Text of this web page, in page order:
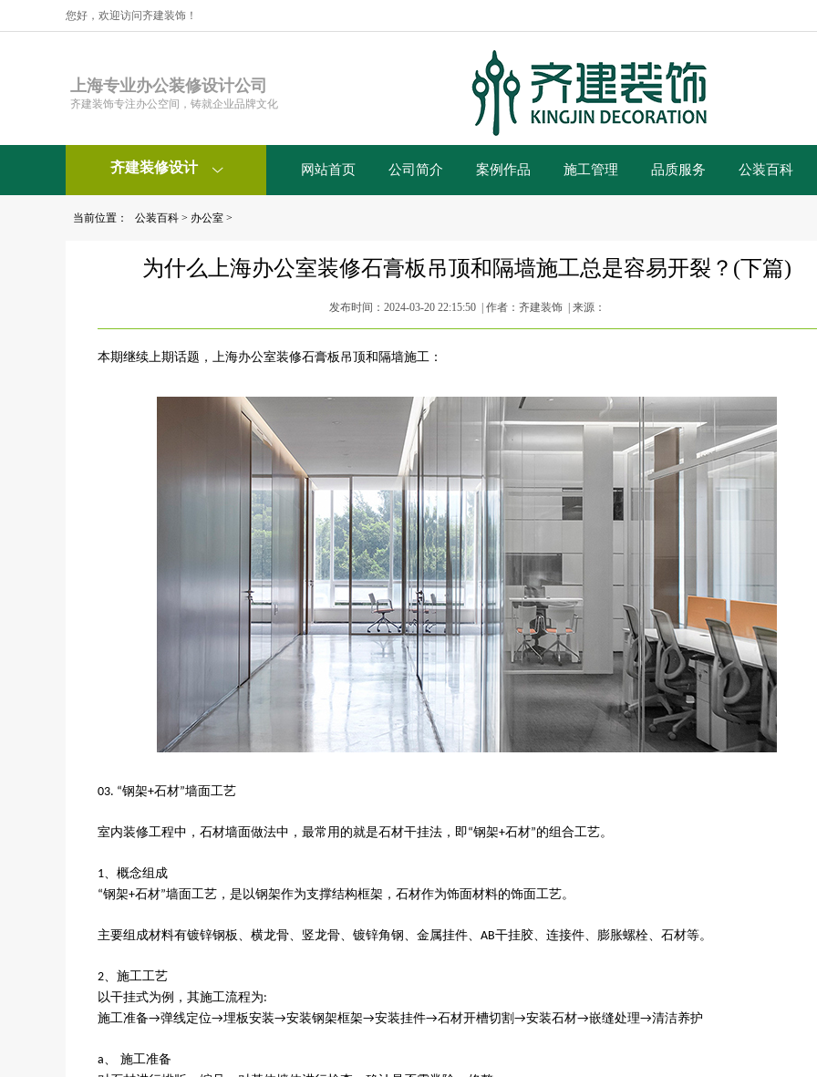
您好，欢迎访问齐建装饰！
上海专业办公装修设计公司
齐建装饰专注办公空间，铸就企业品牌文化
齐建装修设计  网站首页 公司简介 案例作品 施工管理 品质服务 公装百科
当前位置： 公装百科 > 办公室 >
为什么上海办公室装修石膏板吊顶和隔墙施工总是容易开裂？(下篇)
发布时间：2024-03-20 22:15:50 | 作者：齐建装饰 | 来源：
本期继续上期话题， 上海办公室装修石膏板吊顶和隔墙施工 ：
03. “钢架+石材”墙面工艺
室内装修工程中，石材墙面做法中，最常用的就是石材干挂法，即“钢架+石材”的组合工艺。
1、概念组成
“钢架+石材”墙面工艺，是以钢架作为支撑结构框架，石材作为饰面材料的饰面工艺。
主要组成材料有镀锌钢板、横龙骨、竖龙骨、镀锌角钢、金属挂件、 AB干挂胶、连接件、膨胀螺栓、石材等。
2、施工工艺
以干挂式为例，其施工流程为:
施工准备→弹线定位→埋板安装→安装钢架框架→安装挂件→石材开槽切割 →安装石材→嵌缝处理→清洁养护
a、 施工准备